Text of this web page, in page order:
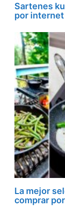
Sartenes
por internet
La mejor
comprar